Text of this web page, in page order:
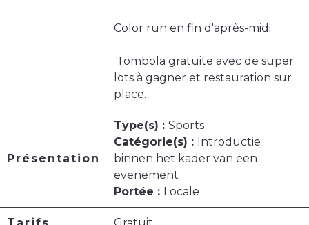
Color run en fin d'après-midi.
️ Tombola gratuite avec de super
lots à gagner et restauration sur
place.
Présentation
Type(s) : Sports
Catégorie(s) : Introductie
binnen het kader van een
evenement
Portée : Locale